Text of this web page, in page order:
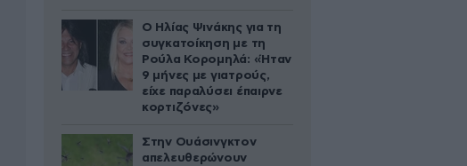
Ο Ηλίας Ψινάκης για τη
συγκατοίκηση με τη
Ρούλα Κορομηλά: «Ήταν
9 μήνες με γιατρούς,
είχε παραλύσει έπαιρνε
κορτιζόνες»
Στην Ουάσινγκτον
απελευθερώνουν